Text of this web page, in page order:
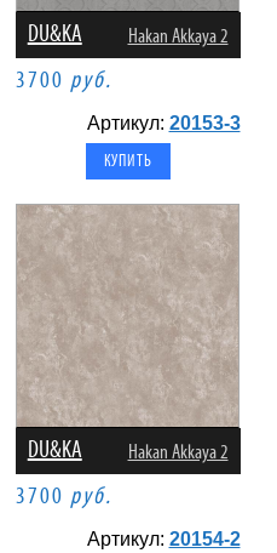
DU&KA Hakan Akkaya 2
3700 руб.
Артикул: 20153-3
DU&KA Hakan Akkaya 2
3700 руб.
Артикул: 20154-2